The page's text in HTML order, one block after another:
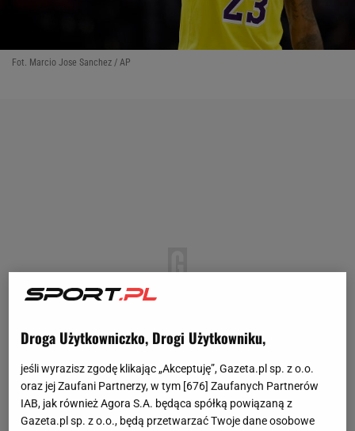
Fot. Marcio Jose Sanchez / AP
Droga Użytkowniczko, Drogi Użytkowniku,
jeśli wyrazisz zgodę klikając „Akceptuję”, Gazeta.pl sp. z o.o.
oraz jej Zaufani Partnerzy, w tym [676] Zaufanych Partnerów
IAB, jak również Agora S.A. będąca spółką powiązaną z
Gazeta.pl sp. z o.o., będą przetwarzać Twoje dane osobowe